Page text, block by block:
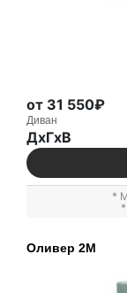
от 31 550₽
Диван
ДxГxВ
*
Оливер 2М